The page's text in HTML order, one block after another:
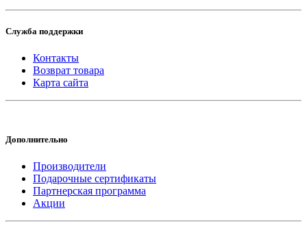
Служба поддержки
Контакты
Возврат товара
Карта сайта
Дополнительно
Производители
Подарочные сертификаты
Партнерская программа
Акции